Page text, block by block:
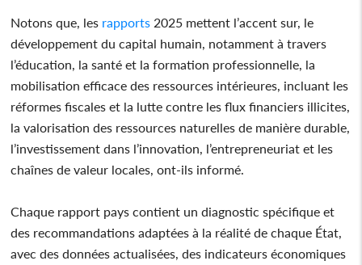
Notons que, les rapports 2025 mettent l’accent sur, le
développement du capital humain, notamment à travers
l’éducation, la santé et la formation professionnelle, la
mobilisation efficace des ressources intérieures, incluant les
réformes fiscales et la lutte contre les flux financiers illicites,
la valorisation des ressources naturelles de manière durable,
l’investissement dans l’innovation, l’entrepreneuriat et les
chaînes de valeur locales, ont-ils informé.
Chaque rapport pays contient un diagnostic spécifique et
des recommandations adaptées à la réalité de chaque État,
avec des données actualisées, des indicateurs économiques